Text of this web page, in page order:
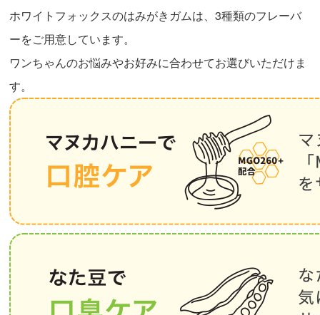
ホワイトフォックスのはみがきガムは、3種類のフレーバ
ーをご用意しています。
ワンちゃんのお悩みやお好みに合わせてお選びいただけま
す。